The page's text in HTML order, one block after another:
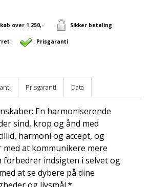
over 1.250,- Sikker betaling
Prisgaranti
Prisgaranti Data
En harmoniserende
sind, krop og ånd med
harmoni og accept, og
at kommunikere mere
forbedrer indsigten i selvet og
at se dybere på dine